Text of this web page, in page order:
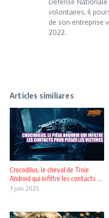
Défense
volontaires, il
de son entreprise
2022.
Articles similiares
Crocodilus, le cheval de Troie
Android qui infiltre les contacts ...
7 juin 2025